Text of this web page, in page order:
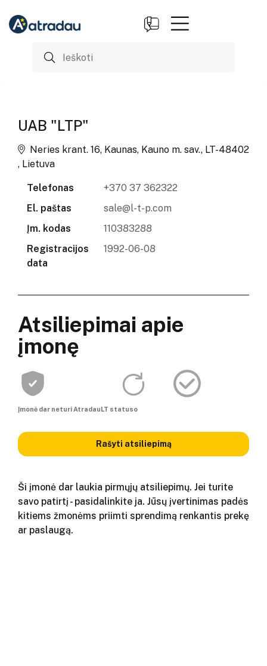
UAB "LTP"
Neries krant. 16, Kaunas, Kauno m. sav., LT-48402
, Lietuva
Telefonas
+370 37 362322
El. paštas
sale@l-t-p.com
Įm. kodas
110383288
Registracijos
data
1992-06-08
Atsiliepimai apie
įmonę
Įmonė dar neturi AtradauLT statuso
Rašyti atsiliepimą
Ši įmonė dar laukia pirmųjų atsiliepimų. Jei turite
savo patirtį - pasidalinkite ja. Jūsų įvertinimas padės
kitiems žmonėms priimti sprendimą renkantis prekę
ar paslaugą.